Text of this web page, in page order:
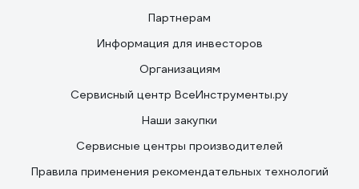
Партнерам
Информация для инвесторов
Организациям
Сервисный центр ВсеИнструменты.ру
Наши закупки
Сервисные центры производителей
Правила применения рекомендательных технологий